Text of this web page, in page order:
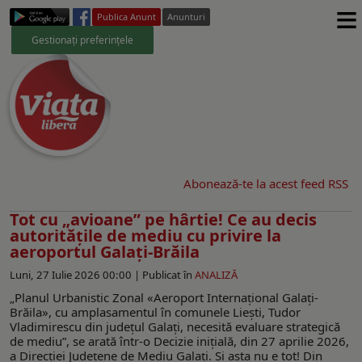
Publica Anunt Anunturi
Gestionați preferințele ≡
Abonează-te la acest feed RSS
Tot cu „avioane” pe hârtie! Ce au decis
autorităţile de mediu cu privire la
aeroportul Galaţi-Brăila
Luni, 27 Iulie 2026 00:00 | Publicat în ANALIZĂ
„Planul Urbanistic Zonal «Aeroport Internaţional Galaţi-
Brăila», cu amplasamentul în comunele Lieşti, Tudor
Vladimirescu din judeţul Galaţi, necesită evaluare strategică
de mediu”, se arată într-o Decizie iniţială, din 27 aprilie 2026,
a Direcţiei Judeţene de Mediu Galaţi. Şi asta nu e tot! Din